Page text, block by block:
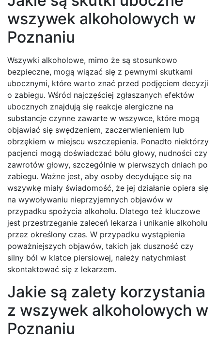
wszywek alkoholowych w
Poznaniu
Wszywki alkoholowe, mimo że są stosunkowo
bezpieczne, mogą wiązać się z pewnymi skutkami
ubocznymi, które warto znać przed podjęciem decyzji
o zabiegu. Wśród najczęściej zgłaszanych efektów
ubocznych znajdują się reakcje alergiczne na
substancje czynne zawarte w wszywce, które mogą
objawiać się swędzeniem, zaczerwienieniem lub
obrzękiem w miejscu wszczepienia. Ponadto niektórzy
pacjenci mogą doświadczać bólu głowy, nudności czy
zawrotów głowy, szczególnie w pierwszych dniach po
zabiegu. Ważne jest, aby osoby decydujące się na
wszywkę miały świadomość, że jej działanie opiera się
na wywoływaniu nieprzyjemnych objawów w
przypadku spożycia alkoholu. Dlatego też kluczowe
jest przestrzeganie zaleceń lekarza i unikanie alkoholu
przez określony czas. W przypadku wystąpienia
poważniejszych objawów, takich jak duszność czy
silny ból w klatce piersiowej, należy natychmiast
skontaktować się z lekarzem.
Jakie są zalety korzystania
z wszywek alkoholowych w
Poznaniu